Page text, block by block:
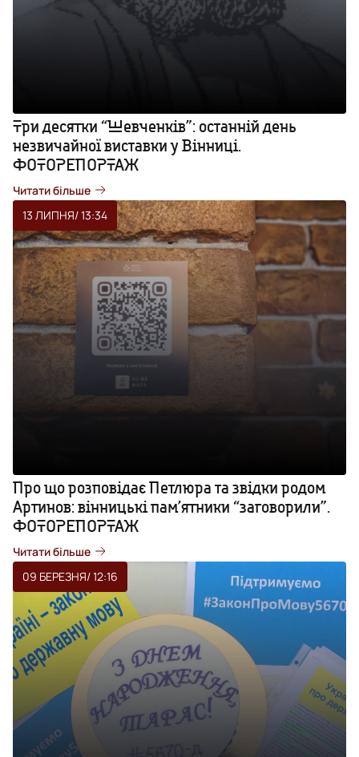
Три десятки “Шевченків”: останній день
незвичайної виставки у Вінниці.
ФОТОРЕПОРТАЖ
Читати більше
13 ЛИПНЯ/ 13:34
Про що розповідає Петлюра та звідки родом
Артинов: вінницькі пам’ятники “заговорили”.
ФОТОРЕПОРТАЖ
Читати більше
09 БЕРЕЗНЯ/ 12:16